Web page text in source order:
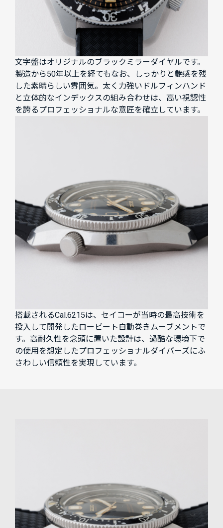
文字盤はオリジナルのブラックミラーダイヤルです。
製造から50年以上を経てもなお、しっかりと艶感を残
した素晴らしい雰囲気。太く力強いドルフィンハンド
と立体的なインデックスの組み合わせは、高い視認性
を誇るプロフェッショナルな意匠を確立しています。
搭載されるCal.6215は、セイコーが当時の最高技術を
投入して開発したロービート自動巻きムーブメントで
す。高耐久性を念頭に置いた設計は、過酷な環境下で
の使用を想定したプロフェッショナルダイバーズにふ
さわしい信頼性を実現しています。